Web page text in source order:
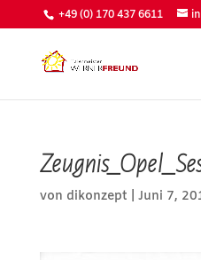
+49 (0) 170 437 6611
von dikonzept Juni 7,